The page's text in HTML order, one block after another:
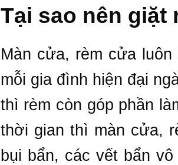
Tại sao nên giặt
Màn cửa, rèm cửa
mỗi gia đình hiện đại
thì rèm còn góp phần
thời gian thì màn cửa,
bụi bẩn, các vết bẩn